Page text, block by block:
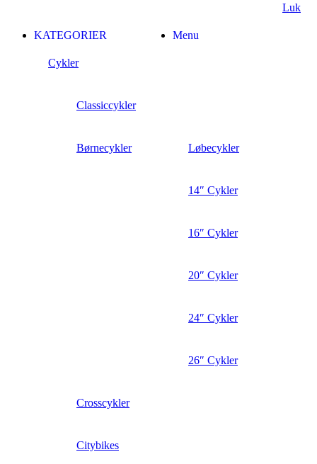
Luk
Menu
KATEGORIER
Cykler
Classiccykler
Børnecykler Løbecykler
14″ Cykler
16″ Cykler
20″ Cykler
24″ Cykler
26″ Cykler
Crosscykler
Citybikes